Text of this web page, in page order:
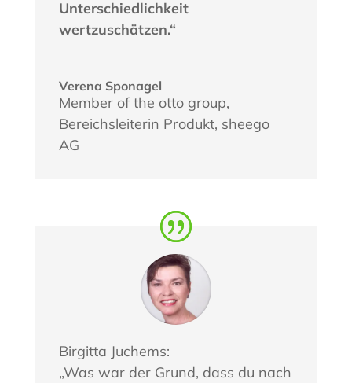
Unterschiedlichkeit
wertzuschätzen.“
Verena Sponagel
Member of the otto group,
Bereichsleiterin Produkt, sheego
AG
Birgitta Juchems:
„Was war der Grund, dass du nach